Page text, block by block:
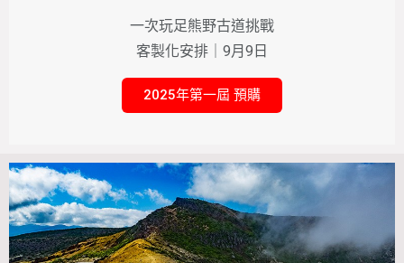
一次玩足熊野古道挑戰
客製化安排｜9月9日
2025年第一屆 預購